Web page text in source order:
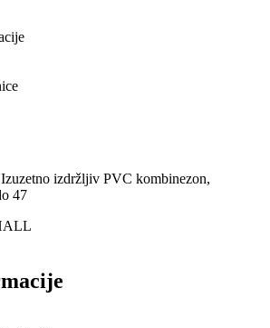
izdržljiv PVC kombinezon,
47